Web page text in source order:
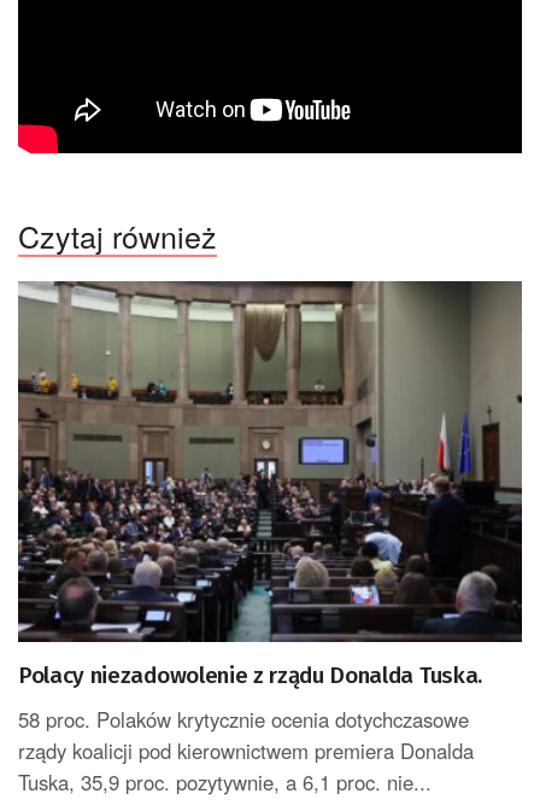
Czytaj również
Polacy niezadowolenie z rządu Donalda Tuska.
58 proc. Polaków krytycznie ocenia dotychczasowe
rządy koalicji pod kierownictwem premiera Donalda
Tuska, 35,9 proc. pozytywnie, a 6,1 proc. nie...